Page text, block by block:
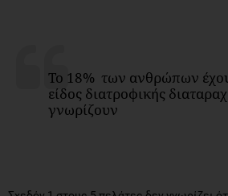
Το 18% των ανθρώπων
είδος διατροφικής
γνωρίζουν